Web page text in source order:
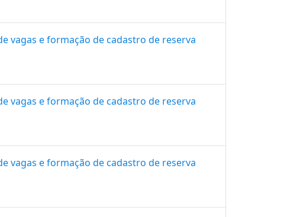
vagas e formação de cadastro de reserva
vagas e formação de cadastro de reserva
vagas e formação de cadastro de reserva